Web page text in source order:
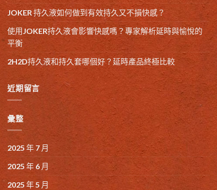
JOKER 持久液如何做到有效持久又不損快感？
使用JOKER持久液會影響快感嗎？專家解析延時與愉悅的
平衡
2H2D持久液和持久套哪個好？延時產品終極比較
近期留言
彙整
2025 年 7 月
2025 年 6 月
2025 年 5 月